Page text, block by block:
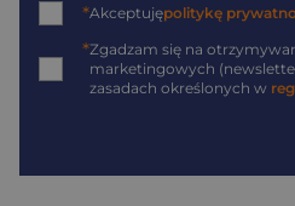
*Akceptujępolitykę
*Zgadzam się na
marketingowych
zasadach określonych w